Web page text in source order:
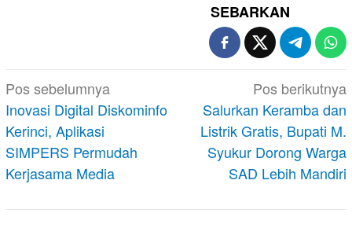
SEBARKAN
Navigasi
pos
Pos sebelumnya
Inovasi Digital Diskominfo
Kerinci, Aplikasi
SIMPERS Permudah
Kerjasama Media
Pos berikutnya
Salurkan Keramba dan
Listrik Gratis, Bupati M.
Syukur Dorong Warga
SAD Lebih Mandiri